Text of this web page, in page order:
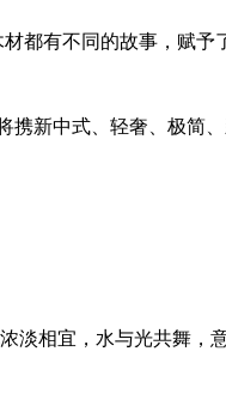
都有不同的故事，赋予
携新中式、轻奢、极简
淡相宜，水与光共舞，意